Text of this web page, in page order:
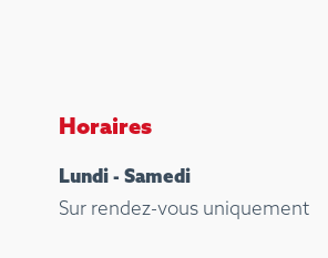
Horaires
Lundi - Samedi
Sur rendez-vous uniquement